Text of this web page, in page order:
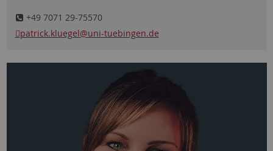
+49 7071 29-75570
patrick.kluegel@uni-tuebingen.de